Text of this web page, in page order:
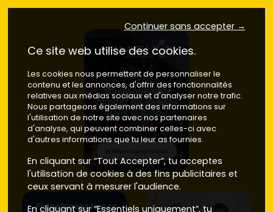
Continuer sans accepter →
Ce site web utilise des cookies.
Les cookies nous permettent de personnaliser le
contenu et les annonces, d'offrir des fonctionnalités
relatives aux médias sociaux et d'analyser notre trafic.
Nous partageons également des informations sur
l'utilisation de notre site avec nos partenaires
d'analyse, qui peuvent combiner celles-ci avec
d'autres informations que tu leur as fournies.
En cliquant sur “Tout Accepter”, tu acceptes
l'utilisation de cookies à des fins publicitaires et
ceux servant à mesurer l'audience.
En cliquant sur “Essentiels uniquement”, tu